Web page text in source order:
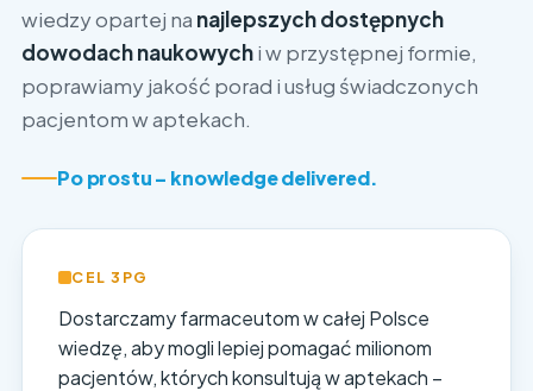
wiedzy opartej na najlepszych dostępnych
dowodach naukowychi w przystępnej formie,
poprawiamy jakość porad i usług świadczonych
pacjentom w aptekach.
Po prostu – knowledge delivered.
CEL 3PG
Dostarczamy farmaceutom w całej Polsce
wiedzę, aby mogli lepiej pomagać milionom
pacjentów, których konsultują w aptekach –